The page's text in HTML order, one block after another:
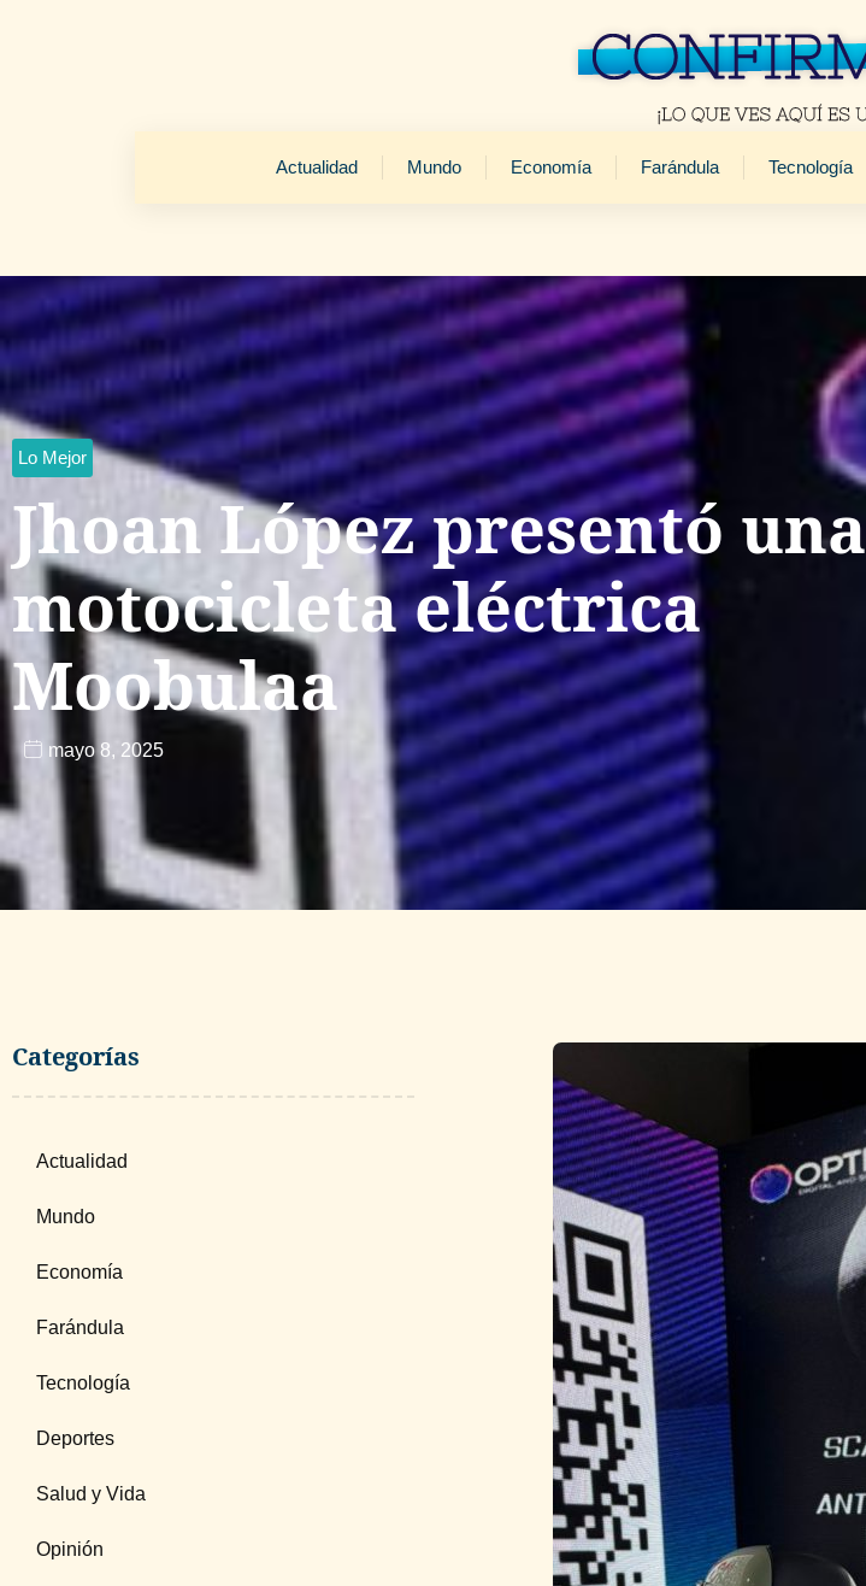
Actualidad Mundo Economía Farándula Tecnología
Lo Mejor
Jhoan López presentó una
motocicleta eléctrica
Moobulaa
mayo 8, 2025
Categorías
Actualidad
Mundo
Economía
Farándula
Tecnología
Deportes
Salud y Vida
Opinión